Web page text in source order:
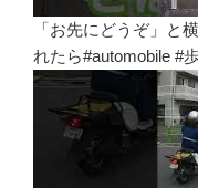
「お先にどうぞ」と
れたら#automobile #